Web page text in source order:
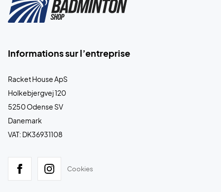
Informations sur l’entreprise
Racket House ApS
Holkebjergvej 120
5250 Odense SV
Danemark
VAT: DK36931108
Cookies